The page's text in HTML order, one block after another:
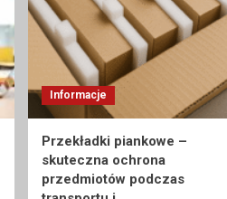
Informacje
Przekładki piankowe –
skuteczna ochrona
przedmiotów podczas